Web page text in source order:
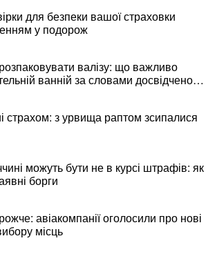
для безпеки вашої страховки
у подорож
валізу: що важливо
ванній за словами досвідченої
страхом: з урвища раптом зсипалися
можуть бути не в курсі штрафів: як
борги
авіакомпанії оголосили про нові
місць